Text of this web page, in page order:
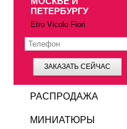
ПЕТЕРБУРГУ
Etro Vicolo Fiori
ЗАКАЗАТЬ СЕЙЧАС
РАСПРОДАЖА
МИНИАТЮРЫ